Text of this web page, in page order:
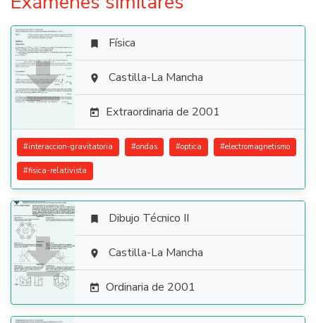

 Física
 Castilla-La Mancha
 Extraordinaria de 2001
#interaccion-gravitatoria #ondas #optica #electromagnetismo
#fisica-relativista

 Dibujo Técnico II
 Castilla-La Mancha
 Ordinaria de 2001